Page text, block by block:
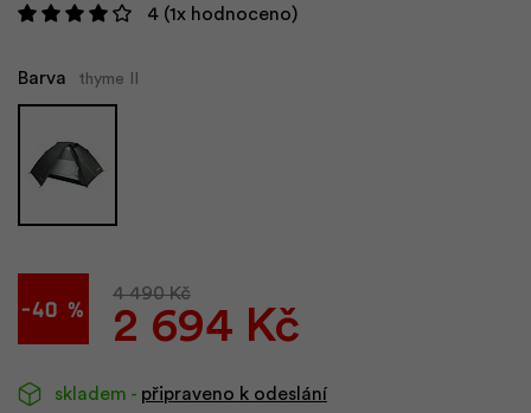
4 (1x hodnoceno)
Barva thyme II
-40 % 4 490 Kč
2 694 Kč
skladem - připraveno k odeslání